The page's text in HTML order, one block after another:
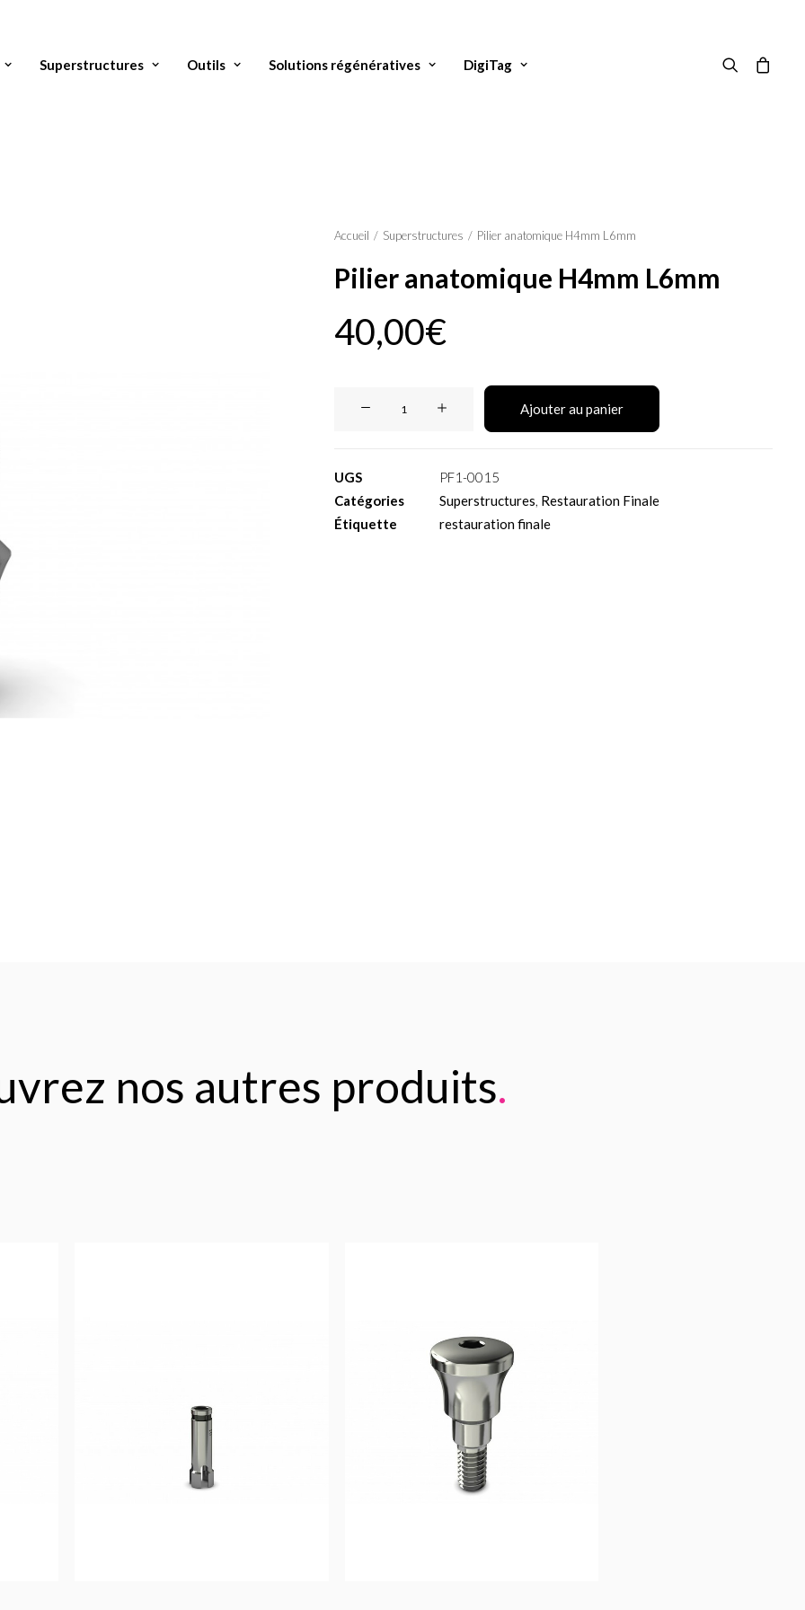
Superstructures Outils Solutions régénératives DigiTag
Accueil Superstructures Pilier anatomique H4mm L6mm
Pilier anatomique H4mm L6mm
40,00€
L6mm
Ajouter au panier
UGS
PF1-0015
Catégories
Superstructures, Restauration Finale
Étiquette
restauration finale
nos autres produits.
Ajouter au
panier
17,50 €
Ajouter au
panier